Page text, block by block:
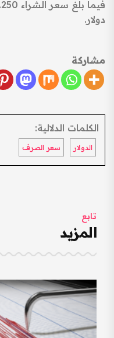
دولار.
مشاركة
الكلمات الدلالية:
الدولار سعر الصرف
تابع
المزيد